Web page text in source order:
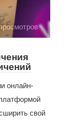
онлайн-
свой